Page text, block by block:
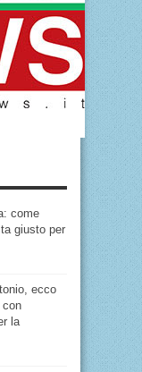
come
giusto per
ecco
con
la